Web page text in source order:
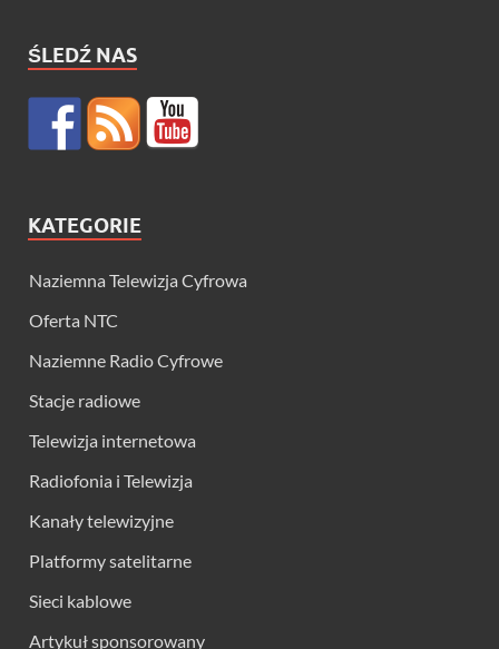
ŚLEDŹ NAS
KATEGORIE
Naziemna Telewizja Cyfrowa
Oferta NTC
Naziemne Radio Cyfrowe
Stacje radiowe
Telewizja internetowa
Radiofonia i Telewizja
Kanały telewizyjne
Platformy satelitarne
Sieci kablowe
Artykuł sponsorowany